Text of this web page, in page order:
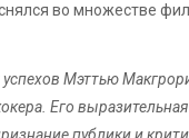
во множестве
Мэттью
Его
публики и